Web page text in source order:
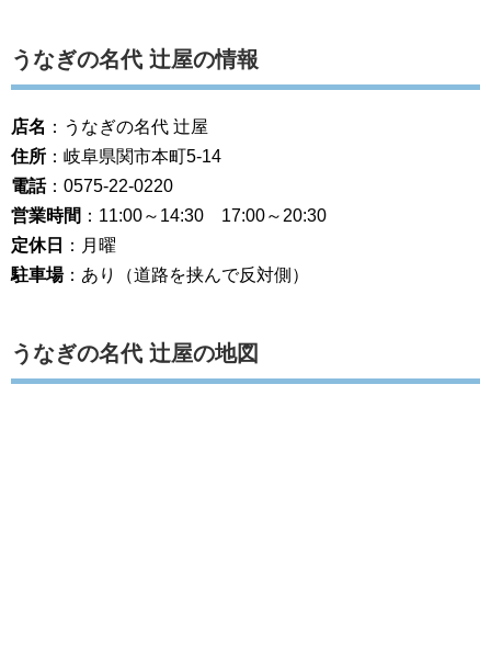
うなぎの名代 辻屋の情報
店名 ：うなぎの名代 辻屋
住所 ：岐阜県関市本町5-14
電話：0575-22-0220
営業時間 ：11:00～14:30 17:00～20:30
定休日
：月曜
駐車場：あり（道路を挟んで反対側）
うなぎの名代 辻屋の地図